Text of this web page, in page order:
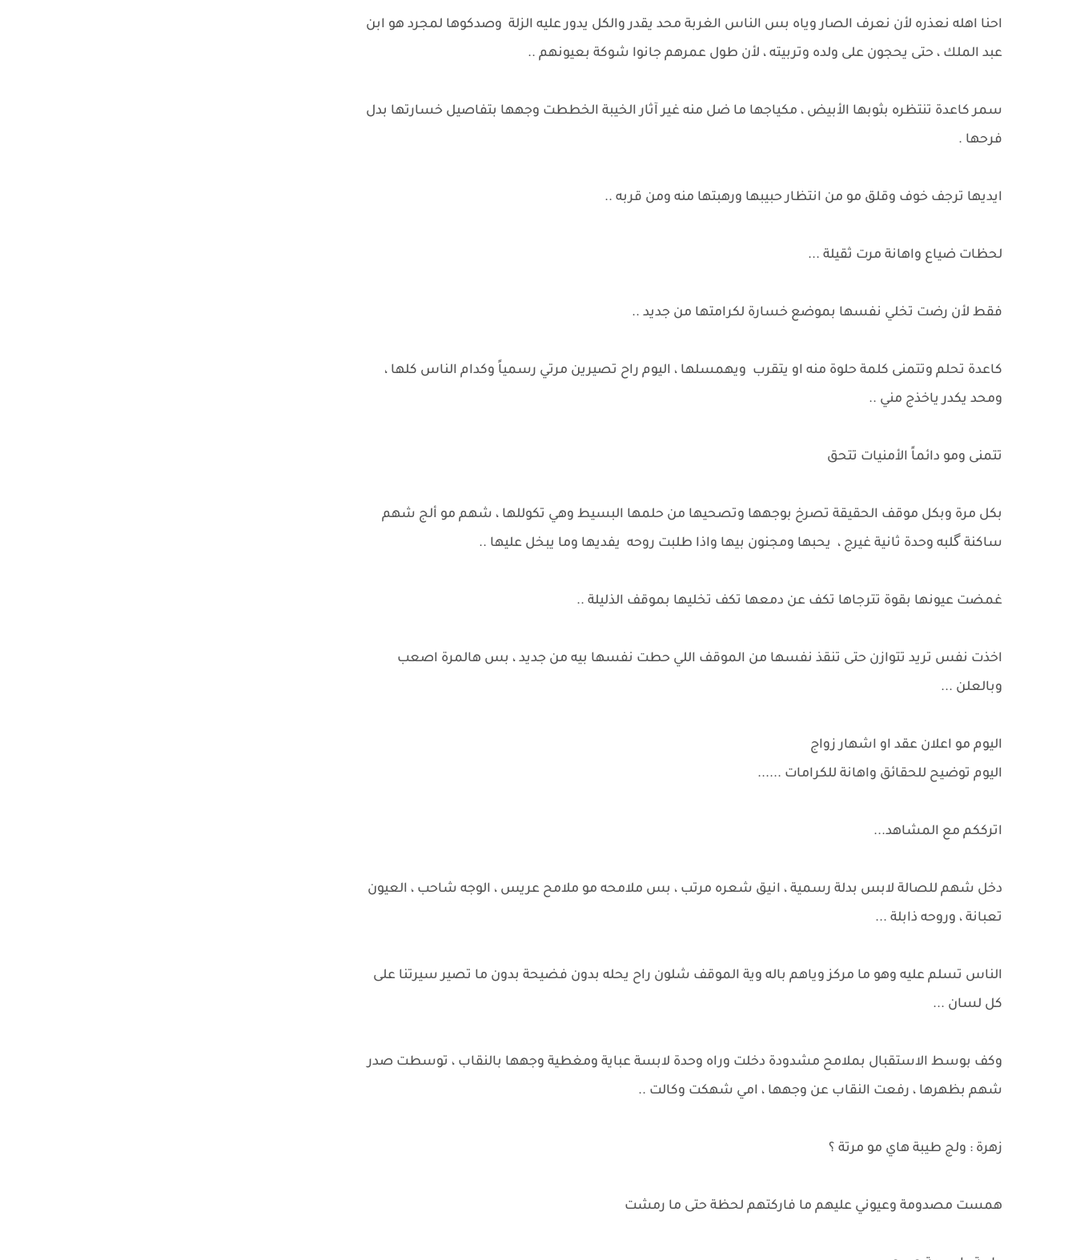
احنا اهله نعذره لأن نعرف الصار وياه بس الناس الغربة محد يقدر والكل يدور عليه الزلة وصدكوها لمجرد هو ابن
عبد الملك ، حتى يحجون على ولده وتربيته ، لأن طول عمرهم جانوا شوكة بعيونهم ..
سمر كاعدة تنتظره بثوبها الأبيض ، مكياجها ما ضل منه غير آثار الخيبة الخططت وجهها بتفاصيل خسارتها بدل
فرحها .
ايديها ترجف خوف وقلق مو من انتظار حبيبها ورهبتها منه ومن قربه ..
لحظات ضياع واهانة مرت ثقيلة ...
فقط لأن رضت تخلي نفسها بموضع خسارة لكرامتها من جديد ..
كاعدة تحلم وتتمنى كلمة حلوة منه او يتقرب ويهمسلها ، اليوم راح تصيرين مرتي رسمياً وكدام الناس كلها ،
ومحد يكدر ياخذج مني ..
تتمنى ومو دائماً الأمنيات تتحق
بكل مرة وبكل موقف الحقيقة تصرخ بوجهها وتصحيها من حلمها البسيط وهي تكوللها ، شهم مو ألج شهم
ساكنة گلبه وحدة ثانية غيرج ، يحبها ومجنون بيها واذا طلبت روحه يفديها وما يبخل عليها ..
غمضت عيونها بقوة تترجاها تكف عن دمعها تكف تخليها بموقف الذليلة ..
اخذت نفس تريد تتوازن حتى تنقذ نفسها من الموقف اللي حطت نفسها بيه من جديد ، بس هالمرة اصعب
وبالعلن ...
اليوم مو اعلان عقد او اشهار زواج
اليوم توضيح للحقائق واهانة للكرامات ......
اترككم مع المشاهد...
دخل شهم للصالة لابس بدلة رسمية ، انيق شعره مرتب ، بس ملامحه مو ملامح عريس ، الوجه شاحب ، العيون
تعبانة ، وروحه ذابلة ...
الناس تسلم عليه وهو ما مركز وياهم باله وية الموقف شلون راح يحله بدون فضيحة بدون ما تصير سيرتنا على
كل لسان ...
وكف بوسط الاستقبال بملامح مشدودة دخلت وراه وحدة لابسة عباية ومغطية وجهها بالنقاب ، توسطت صدر
شهم بظهرها ، رفعت النقاب عن وجهها ، امي شهكت وكالت ..
زهرة : ولج طيبة هاي مو مرتة ؟
همست مصدومة وعيوني عليهم ما فاركتهم لحظة حتى ما رمشت